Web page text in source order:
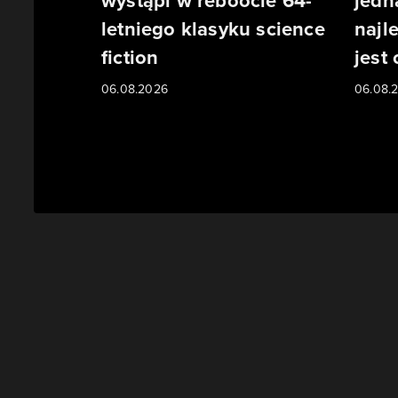
letniego klasyku science
fiction
06.08.2026
jest